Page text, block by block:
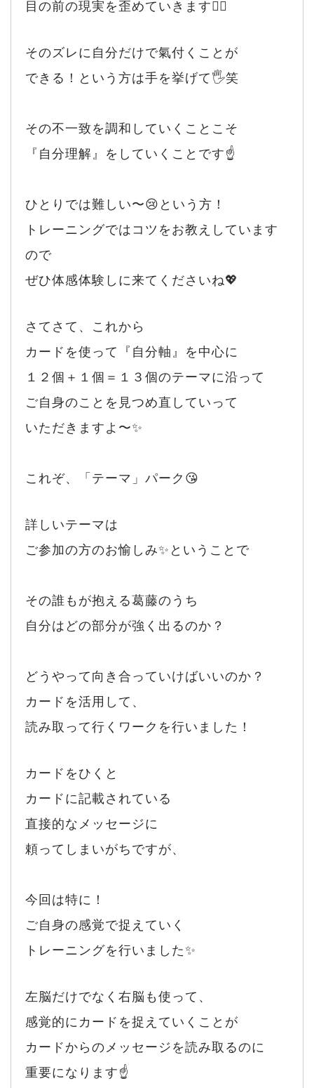
目の前の現実を歪めていきます🙂‍↕️
そのズレに自分だけで氣付くことが
できる！という方は手を挙げて🖐️笑
その不一致を調和していくことこそ
『自分理解』をしていくことです☝️
ひとりでは難しい〜😢という方！
トレーニングではコツをお教えしています
ので
ぜひ体感体験しに来てくださいね💖
さてさて、これから
カードを使って『自分軸』を中心に
１２個＋１個＝１３個のテーマに沿って
ご自身のことを見つめ直していって
いただきますよ〜✨
これぞ、「テーマ」パーク😘
詳しいテーマは
ご参加の方のお愉しみ✨ということで
その誰もが抱える葛藤のうち
自分はどの部分が強く出るのか？
どうやって向き合っていけばいいのか？
カードを活用して、
読み取って行くワークを行いました！
カードをひくと
カードに記載されている
直接的なメッセージに
頼ってしまいがちですが、
今回は特に！
ご自身の感覚で捉えていく
トレーニングを行いました✨
左脳だけでなく右脳も使って、
感覚的にカードを捉えていくことが
カードからのメッセージを読み取るのに
重要になります☝️